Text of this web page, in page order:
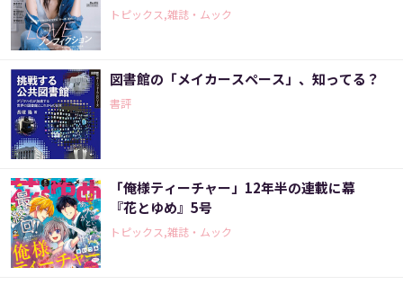
トピックス,雑誌・ムック
図書館の「メイカースペース」、知ってる？
書評
「俺様ティーチャー」12年半の連載に幕
『花とゆめ』5号
トピックス,雑誌・ムック